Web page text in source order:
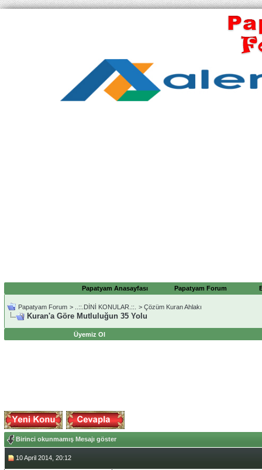
Papatyam Anasayfası Papatyam Forum
Papatyam Forum > ..::.DİNİ KONULAR.::. > Çözüm Kuran Ahlakı
Kuran'a Göre Mutluluğun 35 Yolu
Üyemiz Ol
Birinci okunmamış Mesajı göster
10 April 2014, 20:12